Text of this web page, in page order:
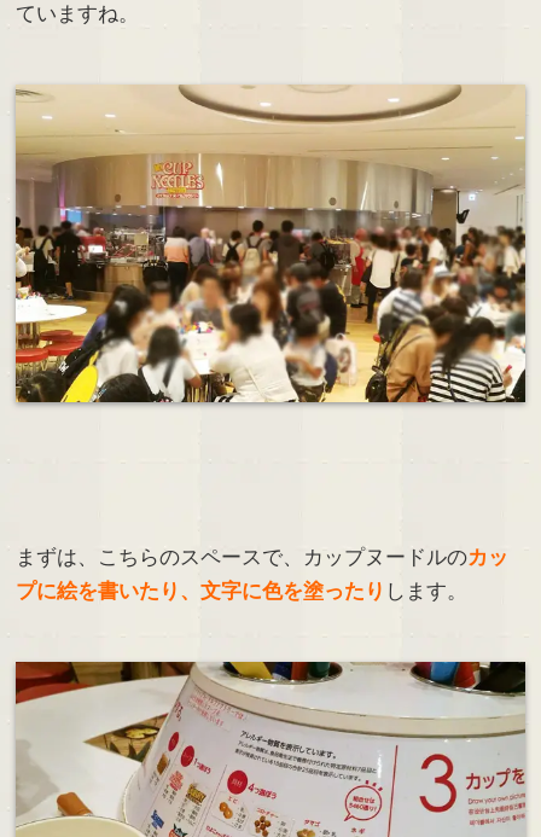
ていますね。
まずは、こちらのスペースで、カップヌードルのカッ
プに絵を書いたり、文字に色を塗ったり します。